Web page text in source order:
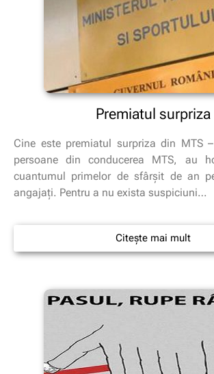
Premiatul surpriza
Cine este premiatul surpriza din MTS
persoane din conducerea MTS, au
cuantumul primelor de sfârşit de an
angajaţi. Pentru a nu exista suspiciuni…
Citește mai mult